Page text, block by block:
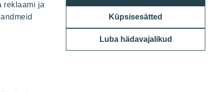
reklaami ja
Küpsisesätted
Luba hädavajalikud
YIT Group